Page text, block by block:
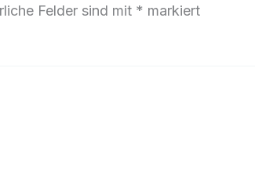
Felder sind mit * markiert